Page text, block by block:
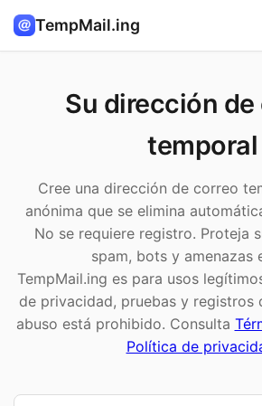
TempMail.ing
Su dirección
temporal
Cree una dirección de correo
anónima que se elimina
No se requiere registro. Proteja
spam, bots y amenazas
TempMail.ing es para usos
de privacidad, pruebas y registros
abuso está prohibido. Consulta
Política de